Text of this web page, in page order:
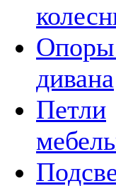
Опоры
дивана
Петли